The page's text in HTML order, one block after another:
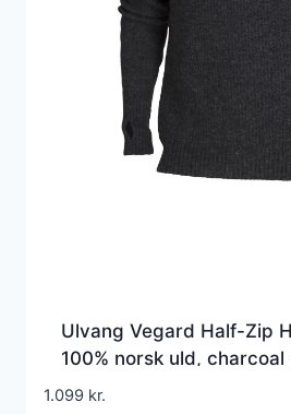
Ulvang Vegard Half-Zip
100% norsk uld, charcoal
Trøjer
1.099 kr.